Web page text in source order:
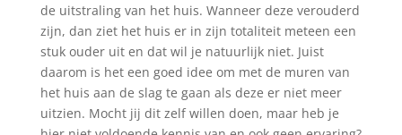
de uitstraling van het huis. Wanneer deze verouderd
zijn, dan ziet het huis er in zijn totaliteit meteen een
stuk ouder uit en dat wil je natuurlijk niet. Juist
daarom is het een goed idee om met de muren van
het huis aan de slag te gaan als deze er niet meer
uitzien. Mocht jij dit zelf willen doen, maar heb je